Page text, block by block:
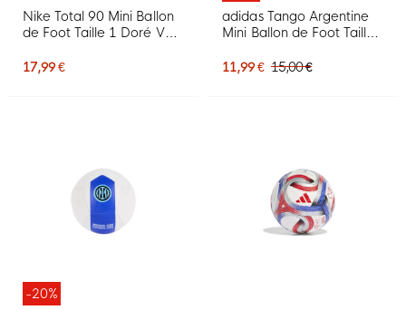
Nike Total 90 Mini Ballon
de Foot Taille 1 Doré Vert
17,99 €
adidas Tango Argentine
Mini Ballon de Foot Taille
11,99 € 15,00 €
-20%